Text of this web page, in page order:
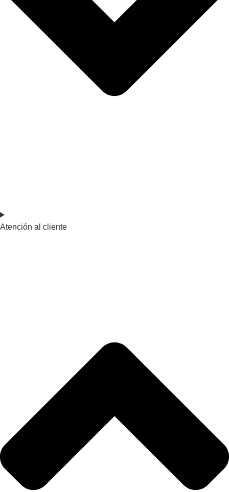
Atención al cliente